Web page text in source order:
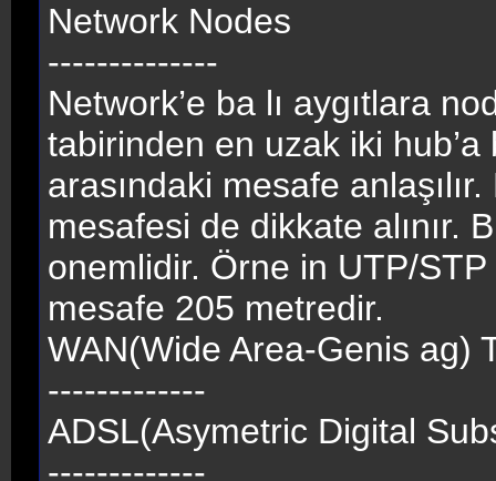
Network Nodes
--------------
Network’e ba lı aygıtlara
tabirinden en uzak iki hub’a
arasındaki mesafe
mesafesi de dikkate alınır.
onemlidir. Örne in UTP/
mesafe 205 metredir.
WAN(Wide Area-Genis ag)
-------------
ADSL(Asymetric Digital
-------------